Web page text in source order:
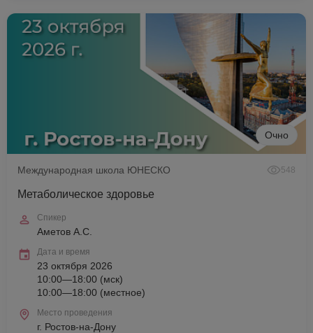
Очно
Международная школа ЮНЕСКО 548
Метаболическое здоровье
Спикер
Аметов А.С.
Дата и время
23 октября 2026
10:00—18:00 (мск)
10:00—18:00 (местное)
Место проведения
г. Ростов-на-Дону